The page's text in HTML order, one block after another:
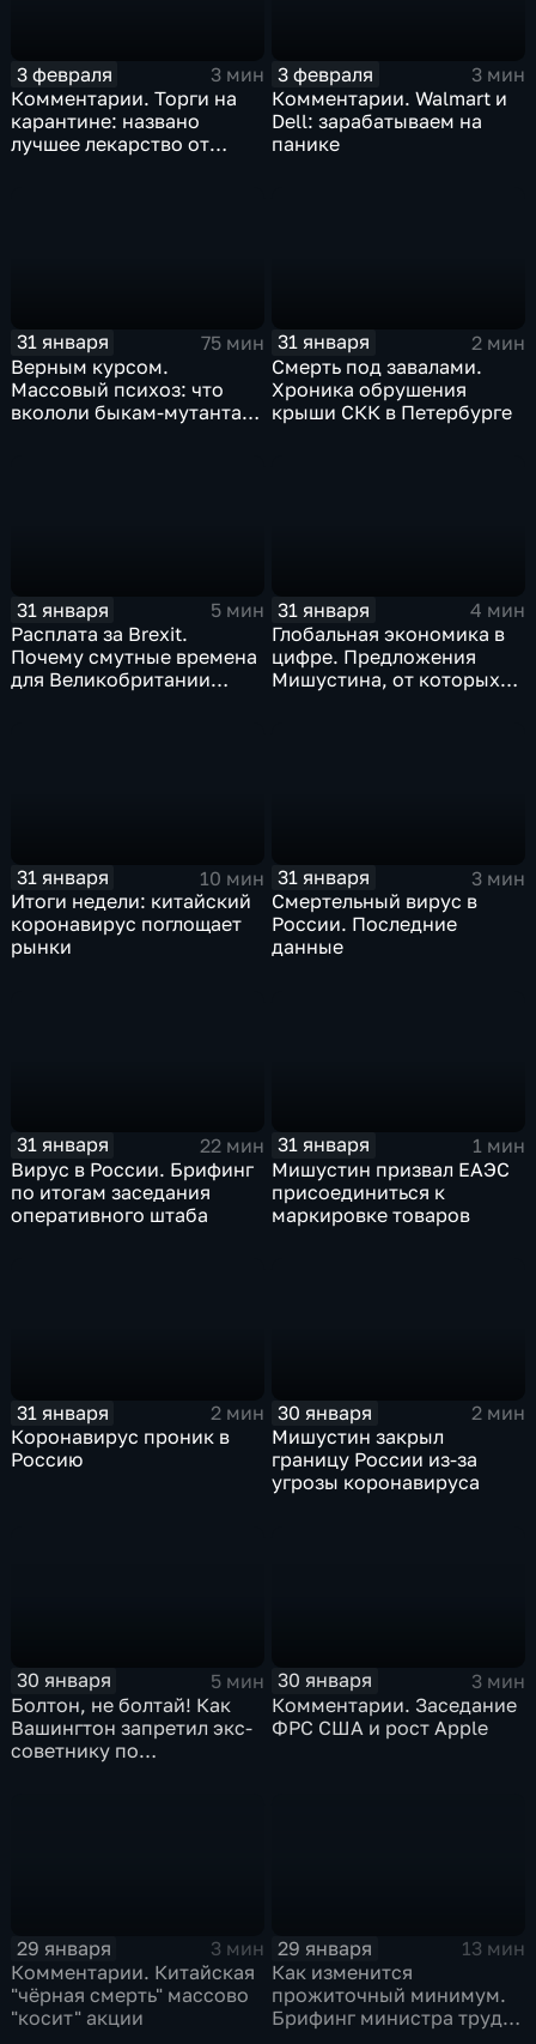
3 февраля
3 мин
Комментарии. Торги на
карантине: названо
лучшее лекарство от
3 февраля
3 мин
Комментарии. Walmart и
Dell: зарабатываем на
панике
31 января
75 мин
Верным курсом.
Массовый психоз: что
вкололи быкам-мутантам,
31 января
2 мин
Смерть под завалами.
Хроника обрушения
крыши СКК в Петербурге
31 января
5 мин
Расплата за Brexit.
Почему смутные времена
для Великобритании
31 января
4 мин
Глобальная экономика в
цифре. Предложения
Мишустина, от которых
31 января
10 мин
Итоги недели: китайский
коронавирус поглощает
рынки
31 января
3 мин
Смертельный вирус в
России. Последние
данные
31 января
22 мин
Вирус в России. Брифинг
по итогам заседания
оперативного штаба
31 января
1 мин
Мишустин призвал ЕАЭС
присоединиться к
маркировке товаров
31 января
2 мин
Коронавирус проник в
Россию
30 января
2 мин
Мишустин закрыл
границу России из-за
угрозы коронавируса
30 января
5 мин
Болтон, не болтай! Как
Вашингтон запретил экс-
советнику по
30 января
3 мин
Комментарии. Заседание
ФРС США и рост Apple
29 января
3 мин
Комментарии. Китайская
"чёрная смерть" массово
"косит" акции
29 января
13 мин
Как изменится
прожиточный минимум.
Брифинг министра труда